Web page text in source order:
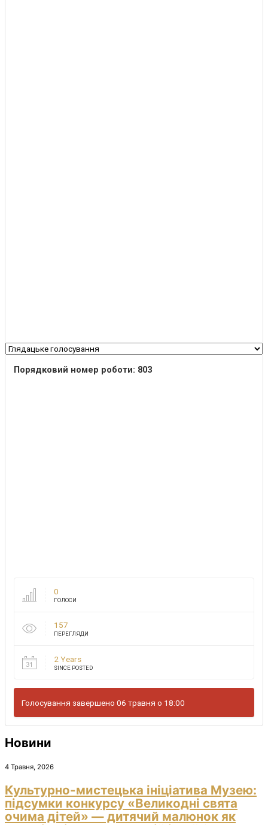
Порядковий номер роботи: 803
0
ГОЛОСИ
157
ПЕРЕГЛЯДИ
2 Years
SINCE POSTED
Голосування завершено 06 травня о 18:00
Новини
4 Травня, 2026
Культурно-мистецька ініціатива Музею:
підсумки конкурсу «Великодні свята
очима дітей» — дитячий малюнок як